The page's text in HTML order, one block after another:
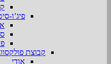
פיג’ו-
קבוצת
אודי